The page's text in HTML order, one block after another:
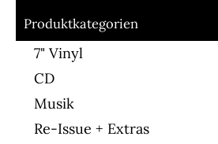
Produktkategorien
7" Vinyl
CD
Musik
Re-Issue + Extras